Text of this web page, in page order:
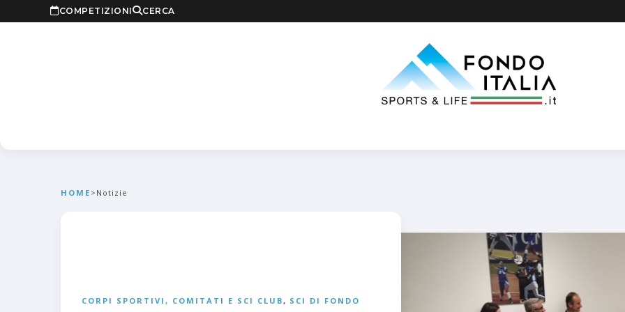
COMPETIZIONI CERCA
HOME > Notizie
CORPI SPORTIVI, COMITATI E SCI CLUB, SCI DI FONDO